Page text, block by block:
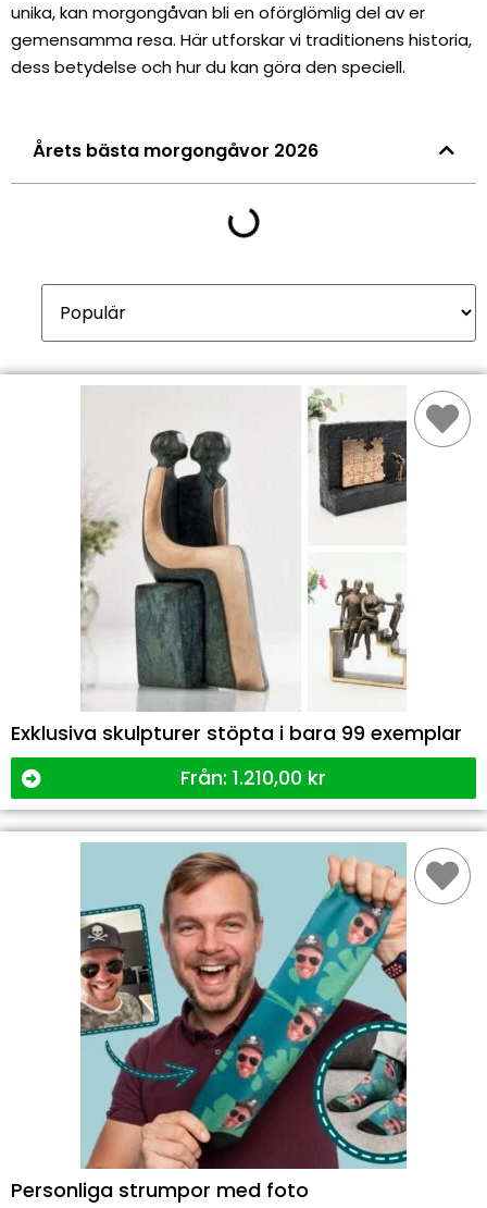
unika, kan morgongåvan bli en oförglömlig del av er
gemensamma resa. Här utforskar vi traditionens historia,
dess betydelse och hur du kan göra den speciell.
Årets bästa morgongåvor 2026
Exklusiva skulpturer stöpta i bara 99 exemplar
Från: 1.210,00 kr
Personliga strumpor med foto